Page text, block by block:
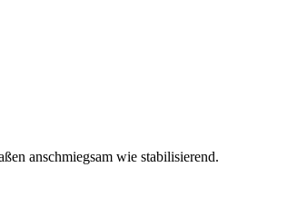
anschmiegsam wie stabilisierend.